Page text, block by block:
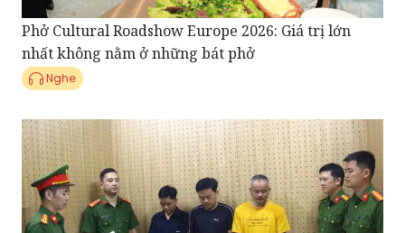
Phở Cultural Roadshow Europe 2026: Giá trị lớn
nhất không nằm ở những bát phở
Nghe